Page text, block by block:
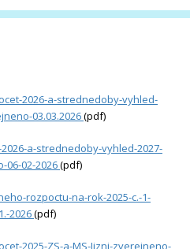
JÍDELNA
A RODIČE
2026-a-strednedoby-vyhled-
03.03.2026(pdf)
a-strednedoby-vyhled-2027-
06-02-2026(pdf)
rozpoctu-na-rok-2025-c.-1-
2026(pdf)
2025-ZS-a-MS-Jizni-zverejneno-